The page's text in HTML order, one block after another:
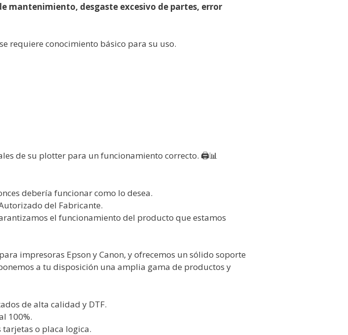
mantenimiento, desgaste excesivo de partes, error
requiere conocimiento básico para su uso.
de su plotter para un funcionamiento correcto. 🖨️📊
debería funcionar como lo desea.
del Fabricante.
el funcionamiento del producto que estamos
impresoras Epson y Canon, y ofrecemos un sólido soporte
a tu disposición una amplia gama de productos y
de alta calidad y DTF.
100%.
tarjetas o placa logica.